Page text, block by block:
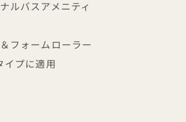
ルバスアメニティ
フォームローラー
イプに適用